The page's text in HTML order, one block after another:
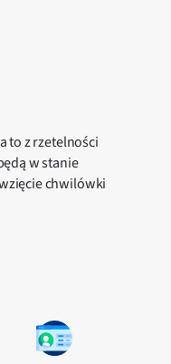
to z rzetelności
w stanie
chwilówki